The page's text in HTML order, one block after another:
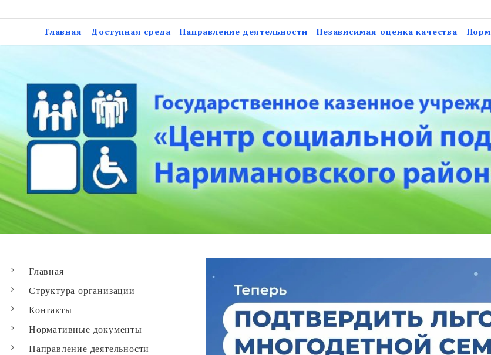
to
Государственное казенное учреждение
социальной поддержки населения
Главная Доступная среда Направление деятельности Независимая оценка качества
Главная
Структура организации
Контакты
Нормативные документы
Направление деятельности